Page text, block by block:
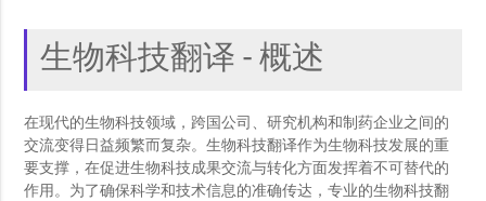
生物科技翻译 - 概述
在现代的生物科技领域，跨国公司、研究机构和制药企业之间的
交流变得日益频繁而复杂。生物科技翻译作为生物科技发展的重
要支撑，在促进生物科技成果交流与转化方面发挥着不可替代的
作用。为了确保科学和技术信息的准确传达，专业的生物科技翻